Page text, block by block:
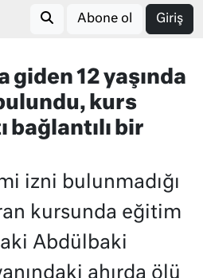
Abone ol Giriş
giden 12 yaşında
kurs
bağlantılı bir
izni bulunmadığı
kursunda eğitim
Abdülbaki
ahırda ölü